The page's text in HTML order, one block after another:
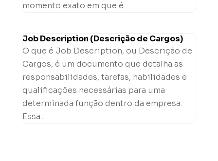
momento exato em que é...
Job Description (Descrição de Cargos)
O que é Job Description, ou Descrição de
Cargos, é um documento que detalha as
responsabilidades, tarefas, habilidades e
qualificações necessárias para uma
determinada função dentro da empresa.
Essa...